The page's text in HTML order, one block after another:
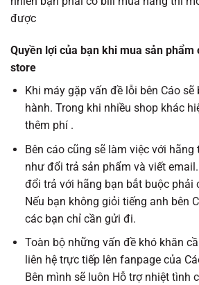
được
Quyền lợi của bạn khi mua sản phẩm
store
Khi máy gặp vấn đề lỗi bên Cáo
hành. Trong khi nhiều shop khác
thêm phí .
Bên cáo cũng sẽ làm việc với hãng
như đổi trả sản phẩm và viết
đổi trả với hãng bạn bắt buộc phải
Nếu bạn không giỏi tiếng anh bên
các bạn chỉ cần gửi đi.
Toàn bộ những vấn đề khó khăn
liên hệ trực tiếp lên fanpage của
Bên mình sẽ luôn Hỗ trợ nhiệt tình